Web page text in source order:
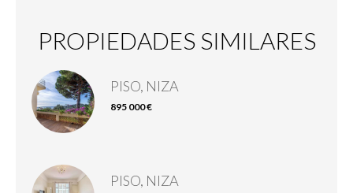
PROPIEDADES SIMILARES
PISO, NIZA
895 000 €
PISO, NIZA